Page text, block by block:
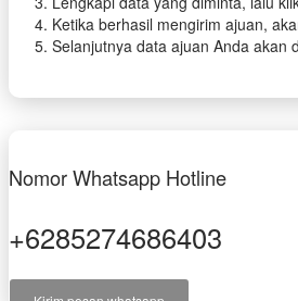
Ketika berhasil mengirim ajuan,
Selanjutnya data ajuan Anda akan
Nomor Whatsapp Hotline
+6285274686403